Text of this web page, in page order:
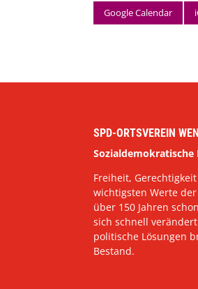
Google Calendar
SPD-ORTSVEREIN
Sozialdemokratische
Freiheit,
wichtigsten Werte
über 150 Jahren
sich schnell
politische Lösungen
Bestand.